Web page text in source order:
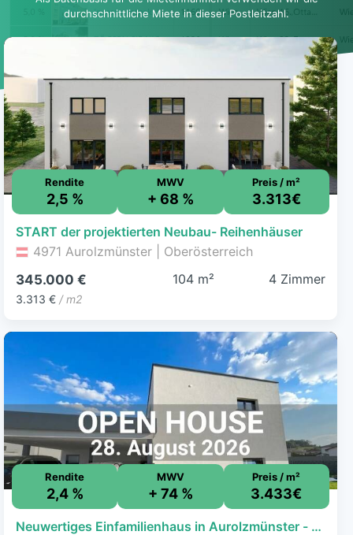
durchschnittliche Miete in dieser Postleitzahl.
Rendite
2,5 %
MWV
+ 68 %
Preis / m²
3.313€
START der projektierten Neubau- Reihenhäuser
4971 Aurolzmünster | Oberösterreich
345.000 €
3.313 € / m2
104 m² 4 Zimmer
Rendite
2,4 %
MWV
+ 74 %
Preis / m²
3.433€
Neuwertiges Einfamilienhaus in Aurolzmünster - moderne Wohnqualität in Massivbauweise